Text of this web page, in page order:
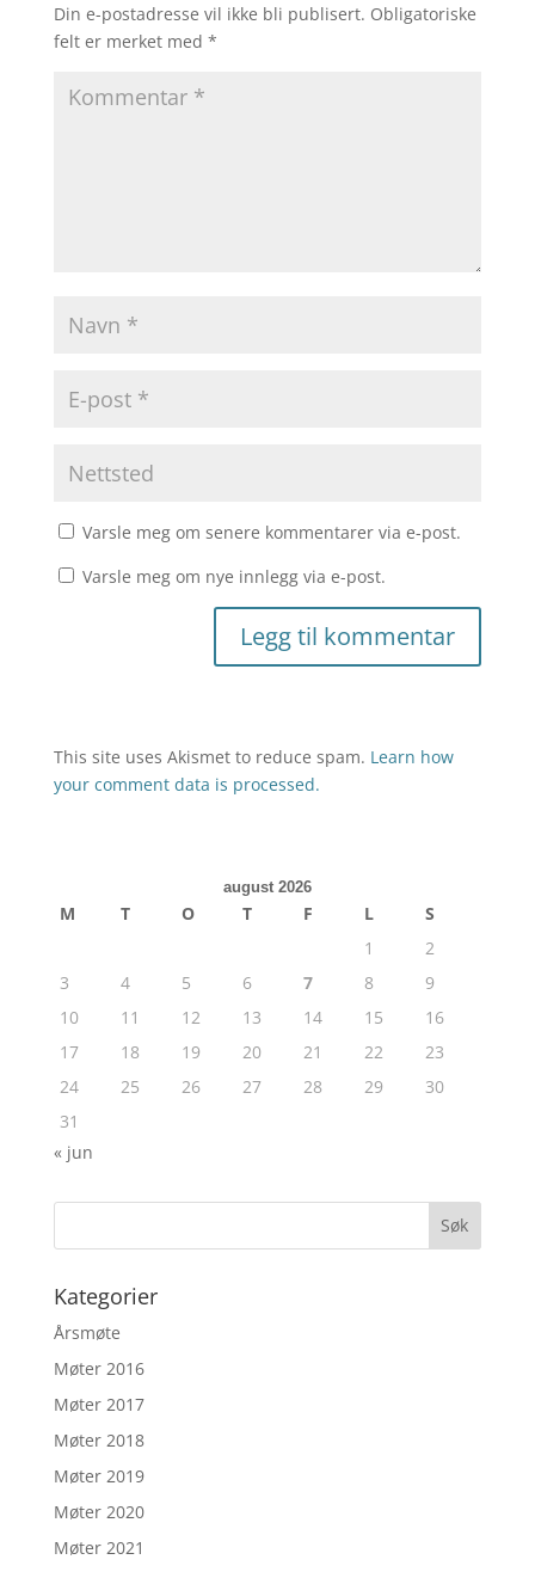
Din e-postadresse vil ikke bli publisert. Obligatoriske
felt er merket med *
Varsle meg om senere kommentarer via e-post.
Varsle meg om nye innlegg via e-post.
This site uses Akismet to reduce spam. Learn how
your comment data is processed.
august 2026
M T O T F L
S
1
2
3
4 5 6 7 8
9
10
11 12 13 14 15
16
17
18 19 20 21 22
23
24
25 26 27 28 29
30
31
« jun
Kategorier
Årsmøte
Møter 2016
Møter 2017
Møter 2018
Møter 2019
Møter 2020
Møter 2021